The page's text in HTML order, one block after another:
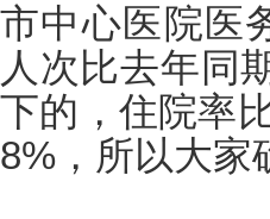
市中心医院医
人次比去年同
下的，住院率
8%，所以大家